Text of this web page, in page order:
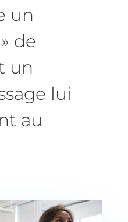
un
de
un
lui
au